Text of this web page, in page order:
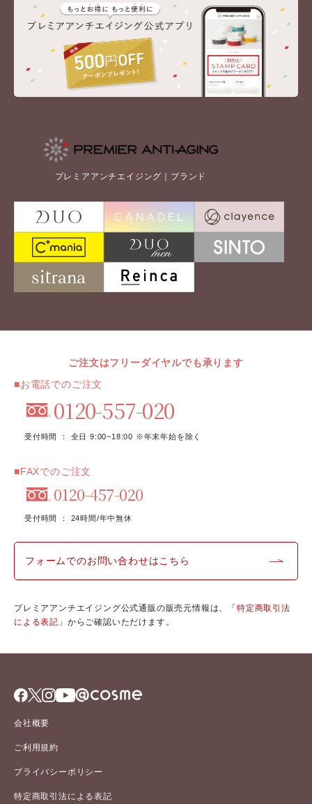
プレミアアンチエイジング｜ブランド
ご注文はフリーダイヤルでも承ります
■お電話でのご注文
0120-557-020
受付時間 ： 全日 9:00~18:00 ※年末年始を除く
■FAXでのご注文
0120-457-020
受付時間 ： 24時間/年中無休
フォームでのお問い合わせはこちら
プレミアアンチエイジング公式通販の販売元情報は、「特定商取引法
による表記 」からご確認いただけます。
会社概要
ご利用規約
プライバシーポリシー
特定商取引法による表記